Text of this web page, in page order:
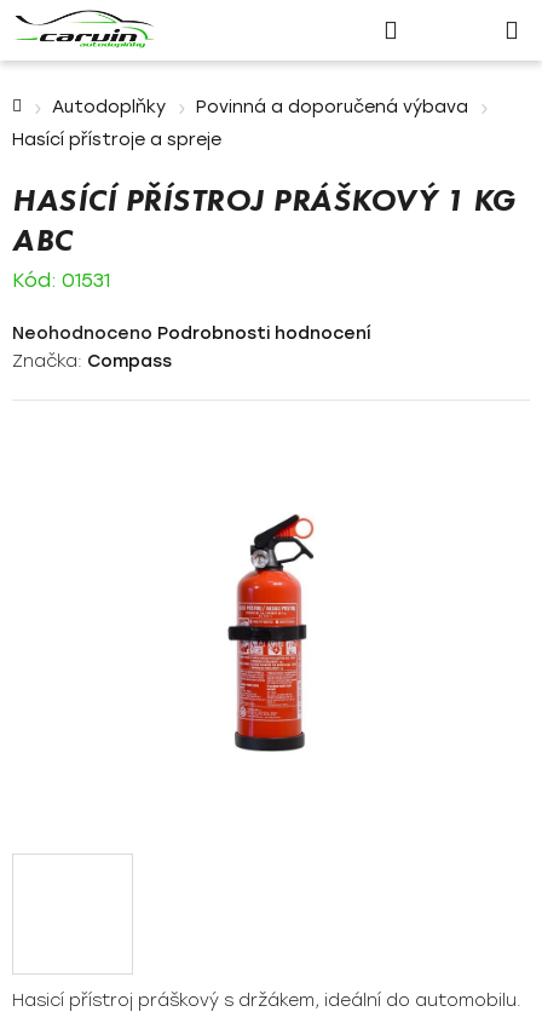
Přihlášení
košík
Autodoplňky
Povinná a doporučená výbava
Hasící přístroje a spreje
Hasicí přístroj práškový s držákem, ideální do automobilu.
HASÍCÍ PŘÍSTROJ PRÁŠKOVÝ 1 KG
ABC
Kód: 01531
Průměrné
hodnocení
Neohodnoceno Podrobnosti hodnocení
Značka: Compass